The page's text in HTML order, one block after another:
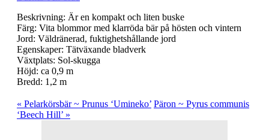
Beskrivning: Är en kompakt och liten buske
Färg: Vita blommor med klarröda bär på hösten och vintern
Jord: Väldränerad, fuktighetshållande jord
Egenskaper: Tätväxande bladverk
Växtplats: Sol-skugga
Höjd: ca 0,9 m
Bredd: 1,2 m
« Pelarkörsbär ~ Prunus ‘Umineko’ Päron ~ Pyrus communis
‘Beech Hill’ »